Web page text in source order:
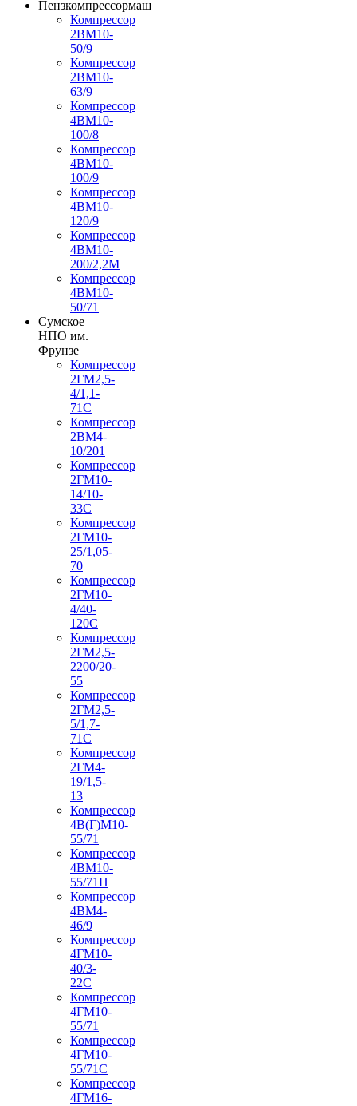
Пензкомпрессормаш
Компрессор
2ВМ10-
50/9
Компрессор
2ВМ10-
63/9
Компрессор
4ВМ10-
100/8
Компрессор
4ВМ10-
100/9
Компрессор
4ВМ10-
120/9
Компрессор
4ВМ10-
200/2,2М
Компрессор
4ВМ10-
50/71
Сумское
НПО им.
Фрунзе
Компрессор
2ГМ2,5-
4/1,1-
71С
Компрессор
2ВМ4-
10/201
Компрессор
2ГМ10-
14/10-
33С
Компрессор
2ГМ10-
25/1,05-
70
Компрессор
2ГМ10-
4/40-
120С
Компрессор
2ГМ2,5-
2200/20-
55
Компрессор
2ГМ2,5-
5/1,7-
71С
Компрессор
2ГМ4-
19/1,5-
13
Компрессор
4В(Г)М10-
55/71
Компрессор
4ВМ10-
55/71Н
Компрессор
4ВМ4-
46/9
Компрессор
4ГМ10-
40/3-
22С
Компрессор
4ГМ10-
55/71
Компрессор
4ГМ10-
55/71С
Компрессор
4ГМ16-